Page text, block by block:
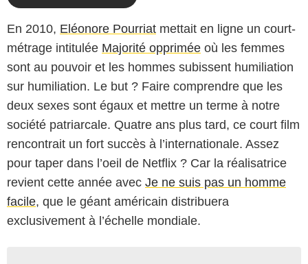
En 2010, Eléonore Pourriat mettait en ligne un court-
métrage intitulée Majorité opprimée où les femmes
sont au pouvoir et les hommes subissent humiliation
sur humiliation. Le but ? Faire comprendre que les
deux sexes sont égaux et mettre un terme à notre
société patriarcale. Quatre ans plus tard, ce court film
rencontrait un fort succès à l’internationale. Assez
pour taper dans l’oeil de Netflix ? Car la réalisatrice
revient cette année avec Je ne suis pas un homme
facile, que le géant américain distribuera
exclusivement à l’échelle mondiale.